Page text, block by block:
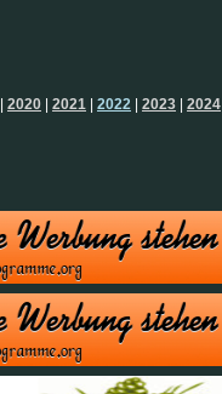
2020 2021 2022 2023 2024